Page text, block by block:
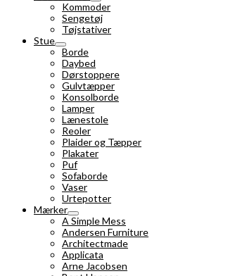
Kommoder
Sengetøj
Tøjstativer
Stue
Borde
Daybed
Dørstoppere
Gulvtæpper
Konsolborde
Lamper
Lænestole
Reoler
Plaider og Tæpper
Plakater
Puf
Sofaborde
Vaser
Urtepotter
Mærker
A Simple Mess
Andersen Furniture
Architectmade
Applicata
Arne Jacobsen